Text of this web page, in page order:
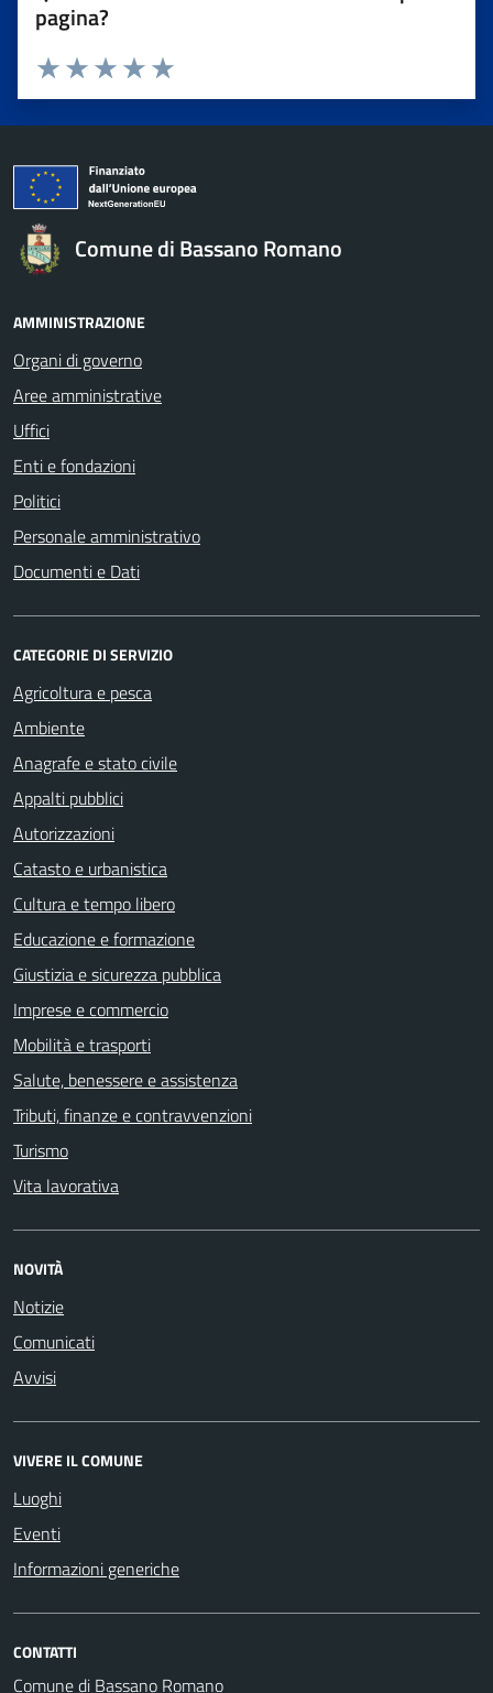
pagina?
Valuta da 1 a 5 stelle la pagina
Valuta 5 stelle su 5
Valuta 4 stelle su 5
Valuta 3 stelle su 5
Valuta 2 stelle su 5
Valuta 1 stelle su 5
Comune di Bassano Romano
AMMINISTRAZIONE
Organi di governo
Aree amministrative
Uffici
Enti e fondazioni
Politici
Personale amministrativo
Documenti e Dati
CATEGORIE DI SERVIZIO
Agricoltura e pesca
Ambiente
Anagrafe e stato civile
Appalti pubblici
Autorizzazioni
Catasto e urbanistica
Cultura e tempo libero
Educazione e formazione
Giustizia e sicurezza pubblica
Imprese e commercio
Mobilità e trasporti
Salute, benessere e assistenza
Tributi, finanze e contravvenzioni
Turismo
Vita lavorativa
NOVITÀ
Notizie
Comunicati
Avvisi
VIVERE IL COMUNE
Luoghi
Eventi
Informazioni generiche
CONTATTI
Comune di Bassano Romano